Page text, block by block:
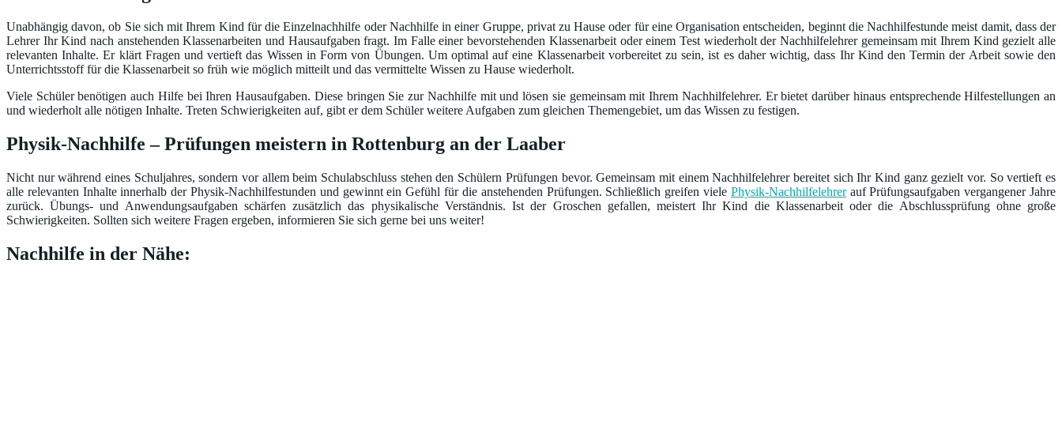
Unabhängig davon, ob Sie sich mit Ihrem Kind für die Einzelnachhilfe oder Nachhilfe in einer Gruppe, privat zu Hause oder für eine Organisation entscheiden, beginnt die Nachhilfestunde meist damit, dass der
Lehrer Ihr Kind nach anstehenden Klassenarbeiten und Hausaufgaben fragt. Im Falle einer bevorstehenden Klassenarbeit oder einem Test wiederholt der Nachhilfelehrer gemeinsam mit Ihrem Kind gezielt alle
relevanten Inhalte. Er klärt Fragen und vertieft das Wissen in Form von Übungen. Um optimal auf eine Klassenarbeit vorbereitet zu sein, ist es daher wichtig, dass Ihr Kind den Termin der Arbeit sowie den
Unterrichtsstoff für die Klassenarbeit so früh wie möglich mitteilt und das vermittelte Wissen zu Hause wiederholt.
Viele Schüler benötigen auch Hilfe bei Ihren Hausaufgaben. Diese bringen Sie zur Nachhilfe mit und lösen sie gemeinsam mit Ihrem Nachhilfelehrer. Er bietet darüber hinaus entsprechende Hilfestellungen an
und wiederholt alle nötigen Inhalte. Treten Schwierigkeiten auf, gibt er dem Schüler weitere Aufgaben zum gleichen Themengebiet, um das Wissen zu festigen.
Physik-Nachhilfe – Prüfungen meistern in Rottenburg an der Laaber
Nicht nur während eines Schuljahres, sondern vor allem beim Schulabschluss stehen den Schülern Prüfungen bevor. Gemeinsam mit einem Nachhilfelehrer bereitet sich Ihr Kind ganz gezielt vor. So vertieft es
alle relevanten Inhalte innerhalb der Physik-Nachhilfestunden und gewinnt ein Gefühl für die anstehenden Prüfungen. Schließlich greifen viele Physik-Nachhilfelehrerauf Prüfungsaufgaben vergangener Jahre
zurück. Übungs- und Anwendungsaufgaben schärfen zusätzlich das physikalische Verständnis. Ist der Groschen gefallen, meistert Ihr Kind die Klassenarbeit oder die Abschlussprüfung ohne große
Schwierigkeiten. Sollten sich weitere Fragen ergeben, informieren Sie sich gerne bei uns weiter!
Nachhilfe in der Nähe: